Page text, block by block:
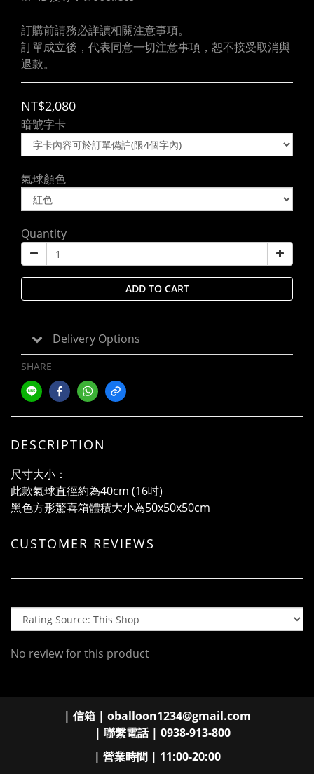
訂購前請務必詳讀相關注意事項。
訂單成立後，代表同意一切注意事項，恕不接受取消與
退款。
NT$2,080
暗號字卡
氣球顏色
Quantity
ADD TO CART
Delivery Options
SHARE
DESCRIPTION
尺寸大小：
此款氣球直徑約為40cm (16吋)
黑色方形驚喜箱體積大小為50x50x50cm
CUSTOMER REVIEWS
No review for this product
| 信箱 | oballoon1234@gmail.com
| 聯繫電話 | 0938-913-800
| 營業時間 | 11:00-20:00